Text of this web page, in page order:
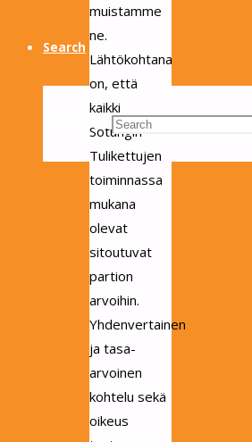
Search
Search for:
muistamme
ne.
Lähtökohtana
on, että
kaikki
Sotungin
Tulikettujen
toiminnassa
mukana
olevat
sitoutuvat
partion
arvoihin.
Yhdenvertainen
ja tasa-
arvoinen
kohtelu sekä
oikeus